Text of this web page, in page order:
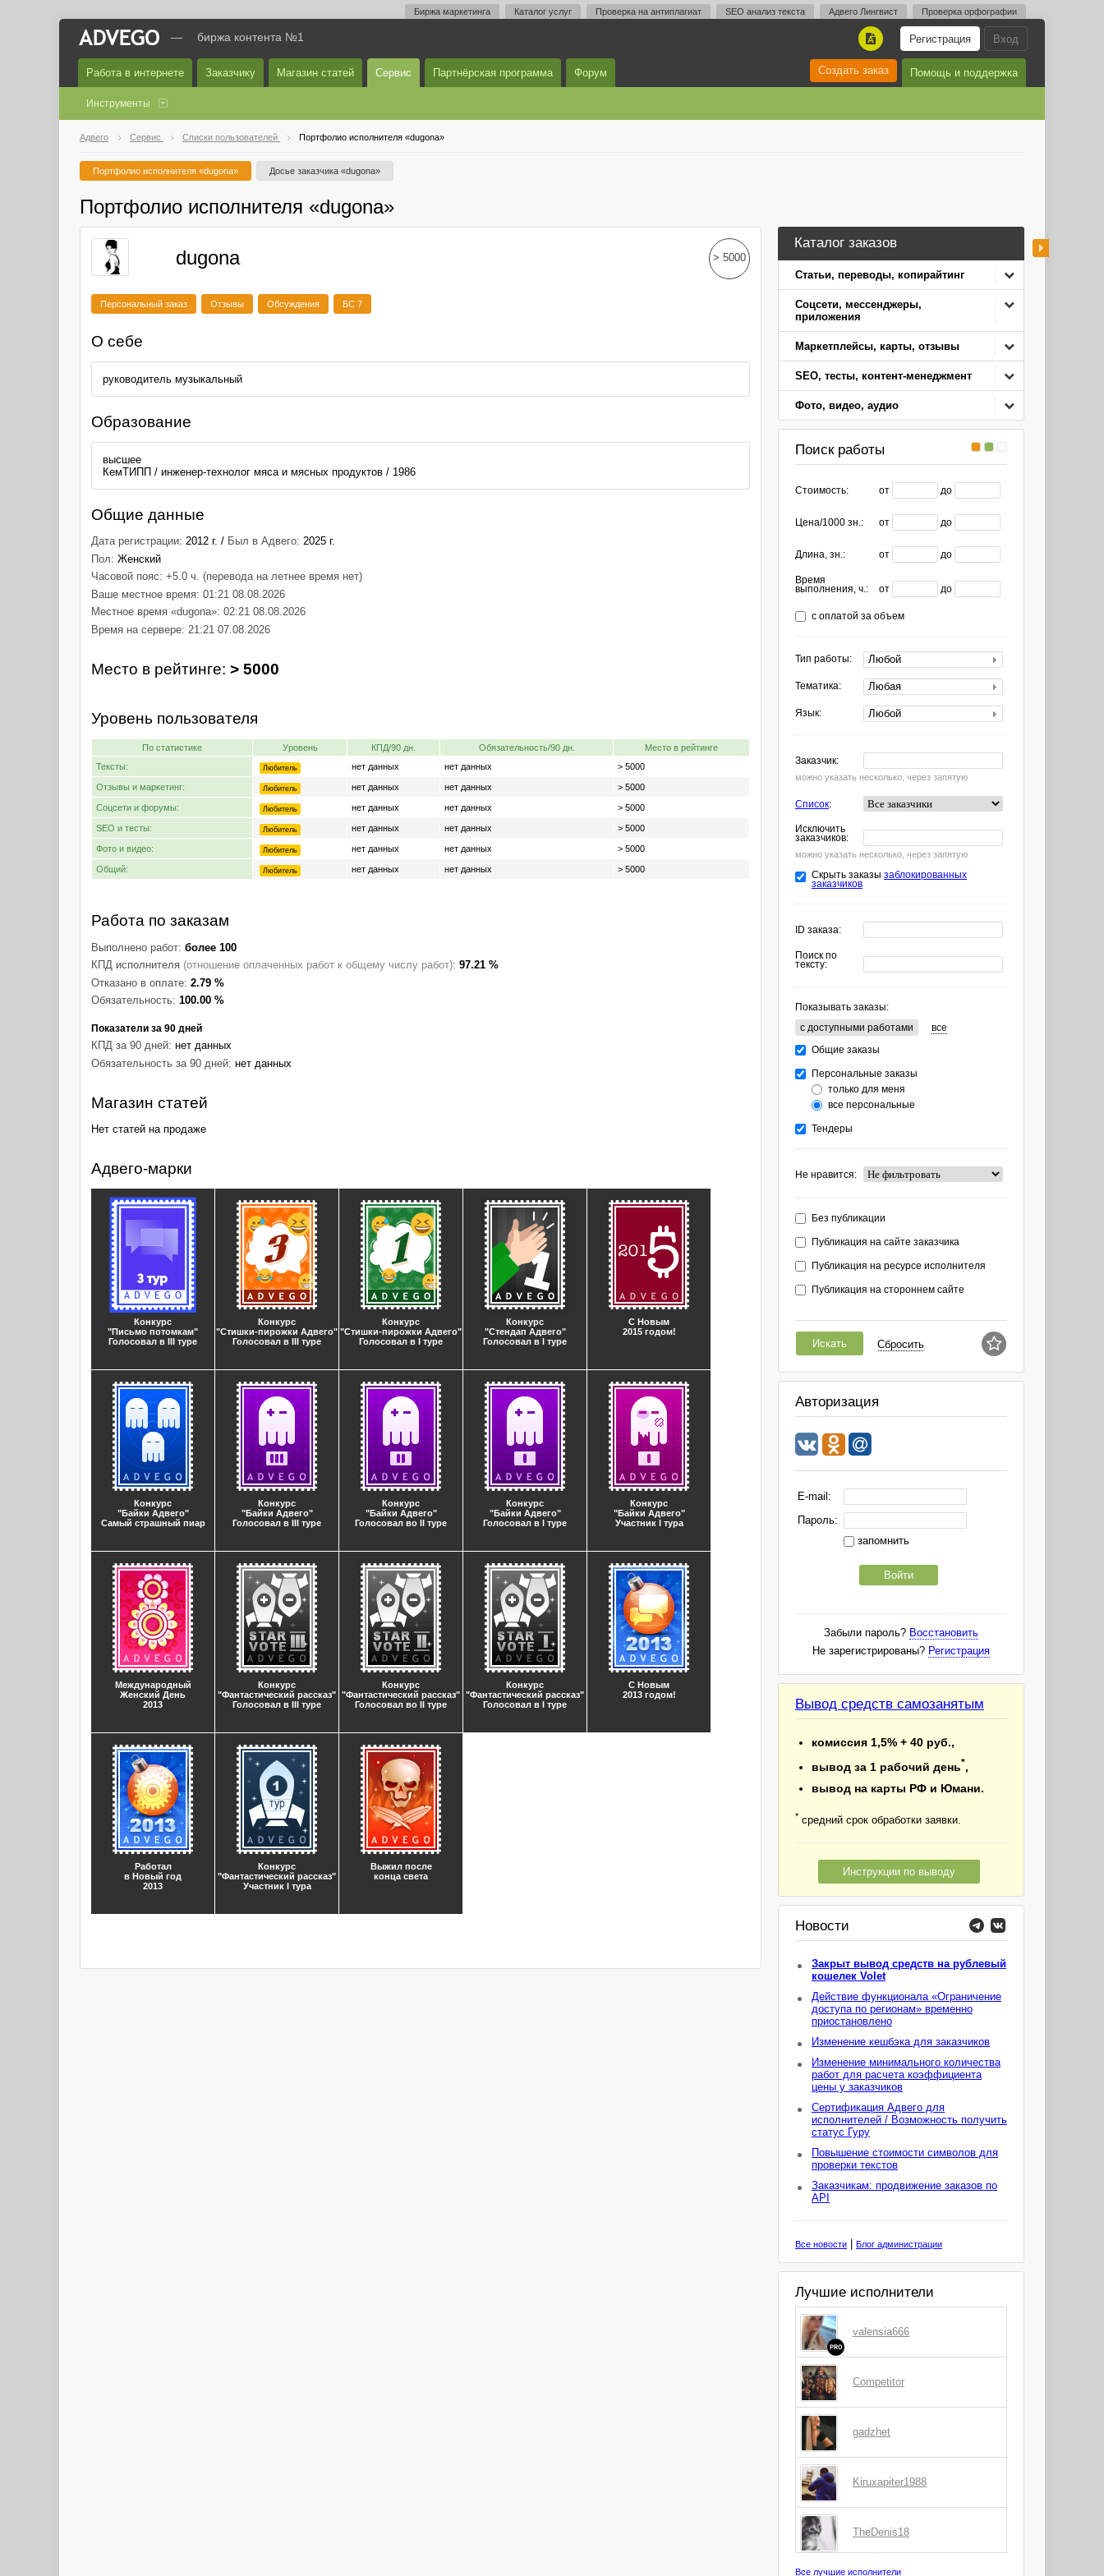
Биржа маркетинга Каталог услуг Проверка на антиплагиат SEO анализ текста Адвего Лингвист Проверка орфографии
Вход
Регистрация
A
— биржа контента №1
Работа в интернете Заказчику Магазин статей Сервис Партнёрская программа Форум Помощь и поддержка
Создать заказ
Инструменты
Адвего Сервис Списки пользователей Портфолио исполнителя «dugona»
Портфолио исполнителя «dugona» Досье заказчика «dugona»
Портфолио исполнителя «dugona»
Каталог заказов
Статьи, переводы, копирайтинг
Соцсети, мессенджеры,
приложения
Маркетплейсы, карты, отзывы
SEO, тесты, контент-менеджмент
Фото, видео, аудио
Поиск работы
Стоимость: от до
Цена/1000 зн.: от до
Длина, зн.: от до
Время
выполнения, ч.: от до
с оплатой за объем
Тип работы: Любой
Тематика: Любая
Язык: Любой
Заказчик:
можно указать несколько, через запятую
Список:
Исключить
заказчиков:
можно указать несколько, через запятую
Скрыть заказы заблокированных
заказчиков
ID заказа:
Поиск по
тексту:
Показывать заказы:
c доступными работами
все
Общие заказы
Персональные заказы
только для меня
все персональные
Тендеры
Не нравится:
Без публикации
Публикация на сайте заказчика
Публикация на ресурсе исполнителя
Публикация на стороннем сайте
Искать Сбросить
Авторизация
E-mail:
Пароль:
запомнить
Войти
Забыли пароль? Восстановить
Не зарегистрированы? Регистрация
Вывод средств самозанятым
комиссия 1,5% + 40 руб.,
вывод за 1 рабочий день*,
вывод на карты РФ и Юмани.
* средний срок обработки заявки.
Инструкции по выводу
Новости
Закрыт вывод средств на рублевый
кошелек Volet
Действие функционала «Ограничение
доступа по регионам» временно
приостановлено
Изменение кешбэка для заказчиков
Изменение минимального количества
работ для расчета коэффициента
цены у заказчиков
Сертификация Адвего для
исполнителей / Возможность получить
статус Гуру
Повышение стоимости символов для
проверки текстов
Заказчикам: продвижение заказов по
API
Все новости Блог администрации
Лучшие исполнители
PRO
valensia666
Competitor
gadzhet
Kiruxapiter1988
TheDenis18
Все лучшие исполнители
dugona > 5000
Персональный заказ Отзывы Обсуждения БС 7
О себе
руководитель музыкальный
Образование
высшее
КемТИПП / инженер-технолог мяса и мясных продуктов / 1986
Общие данные
Дата регистрации: 2012 г. / Был в Адвего: 2025 г.
Пол: Женский
Часовой пояс: +5.0 ч. (перевода на летнее время нет)
Ваше местное время: 01:21 08.08.2026
Местное время «dugona»: 02:21 08.08.2026
Время на сервере: 21:21 07.08.2026
Место в рейтинге: > 5000
Уровень пользователя
По статистике Уровень КПД/90 дн. Обязательность/90 дн.
Место в рейтинге
Тексты:
Любитель нет данных нет данных > 5000
Отзывы и маркетинг: Любитель нет данных нет данных > 5000
Соцсети и форумы: Любитель нет данных нет данных > 5000
SEO и тесты: Любитель нет данных нет данных > 5000
Фото и видео: Любитель нет данных нет данных > 5000
Общий: Любитель нет данных нет данных > 5000
Работа по заказам
Выполнено работ: более 100
КПД исполнителя (отношение оплаченных работ к общему числу работ): 97.21 %
Отказано в оплате: 2.79 %
Обязательность: 100.00 %
Показатели за 90 дней
КПД за 90 дней: нет данных
Обязательность за 90 дней: нет данных
Магазин статей
Нет статей на продаже
Адвего-марки
Конкурс
"Письмо потомкам"
Голосовал в III туре
Конкурс
"Стишки-пирожки Адвего"
Голосовал в III туре
Конкурс
"Стишки-пирожки Адвего"
Голосовал в I туре
Конкурс
"Стендап Адвего"
Голосовал в I туре
С Новым
2015 годом!
Конкурс
"Байки Адвего"
Самый страшный пиар
Конкурс
"Байки Адвего"
Голосовал в III туре
Конкурс
"Байки Адвего"
Голосовал во II туре
Конкурс
"Байки Адвего"
Голосовал в I туре
Конкурс
"Байки Адвего"
Участник I тура
Международный
Женский День
2013
Конкурс
"Фантастический рассказ"
Голосовал в III туре
Конкурс
"Фантастический рассказ"
Голосовал во II туре
Конкурс
"Фантастический рассказ"
Голосовал в I туре
С Новым
2013 годом!
Работал
в Новый год
2013
Конкурс
"Фантастический рассказ"
Участник I тура
Выжил после
конца света